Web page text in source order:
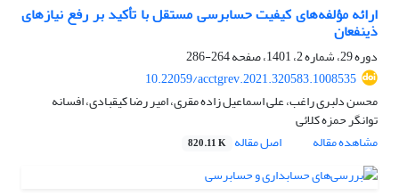
ارائه مؤلفه‌های کیفیت حسابرسی مستقل با تأکید بر رفع نیازهای
ذی‏نفعان
دوره 29، شماره 2، 1401، صفحه
264-286
10.22059/acctgrev.2021.320583.1008535
محسن دلبری راغب، علی اسماعیل زاده مقری، امیر رضا کیقبادی، افسانه
توانگر حمزه کلائی
مشاهده مقاله
اصل مقاله 820.11 K